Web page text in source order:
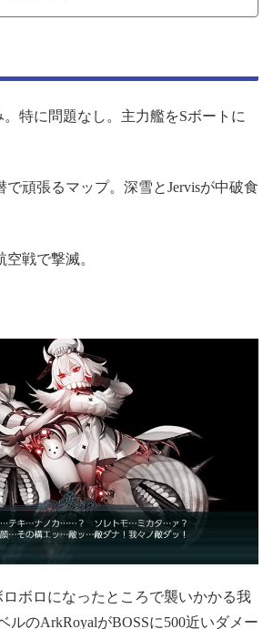
特に問題なし。主力艦をSボートに
頑張るマップ。深雪とJervisが中破食
戦で撃滅。
ボロになったところで襲いかかる我
ルのArkRoyalがBOSSに500近いダメー